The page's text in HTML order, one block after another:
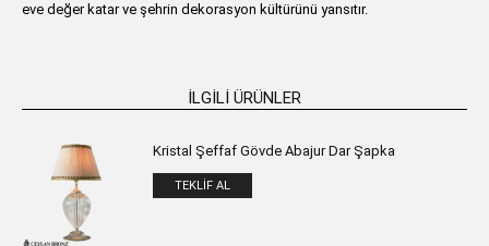
eve değer katar ve şehrin dekorasyon kültürünü yansıtır.
İLGILI ÜRÜNLER
Kristal Şeffaf Gövde Abajur Dar Şapka
TEKLIF AL